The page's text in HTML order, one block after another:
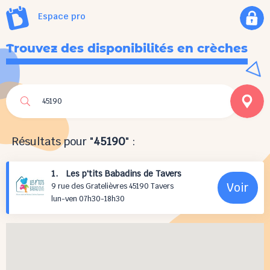
Espace pro
Trouvez des disponibilités en crèches
Résultats pour "45190" :
1. Les p'tits Babadins de Tavers
9 rue des Gratelièvres 45190 Tavers
lun-ven 07h30-18h30
Voir